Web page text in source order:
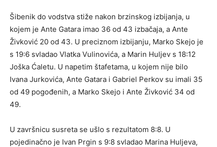
Šibenik do vodstva stiže nakon brzinskog izbijanja, u
kojem je Ante Gatara imao 36 od 43 izbačaja, a Ante
Živković 20 od 43. U preciznom izbijanju, Marko Skejo je
s 19:6 svladao Vlatka Vulinovića, a Marin Huljev s 18:12
Joška Ćaletu. U napetim štafetama, u kojem nije bilo
Ivana Jurkovića, Ante Gatara i Gabriel Perkov su imali 35
od 49 pogođenih, a Marko Skejo i Ante Živković 34 od
49.
U završnicu susreta se ušlo s rezultatom 8:8. U
pojedinačno je Ivan Prgin s 9:8 svladao Marina Huljeva,